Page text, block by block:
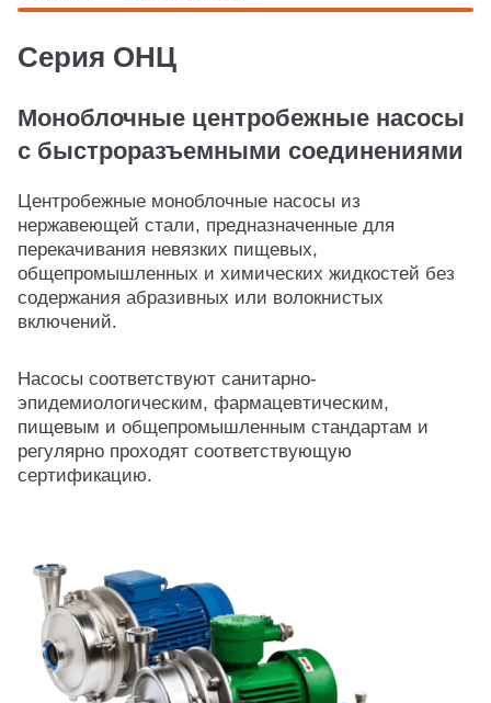
Серия ОНЦ
Моноблочные центробежные насосы
с быстроразъемными соединениями
Центробежные моноблочные насосы из
нержавеющей стали, предназначенные для
перекачивания невязких пищевых,
общепромышленных и химических жидкостей без
содержания абразивных или волокнистых
включений.
Насосы соответствуют санитарно-
эпидемиологическим, фармацевтическим,
пищевым и общепромышленным стандартам и
регулярно проходят соответствующую
сертификацию.